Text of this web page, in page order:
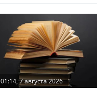
01:14, 7 августа 2026